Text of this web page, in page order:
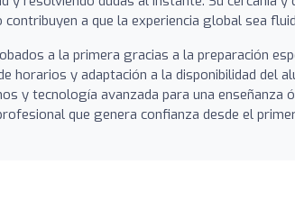
contribuyen a que la experiencia global sea
a la primera gracias a la preparación
horarios y adaptación a la disponibilidad del
y tecnología avanzada para una enseñanza
que genera confianza desde el